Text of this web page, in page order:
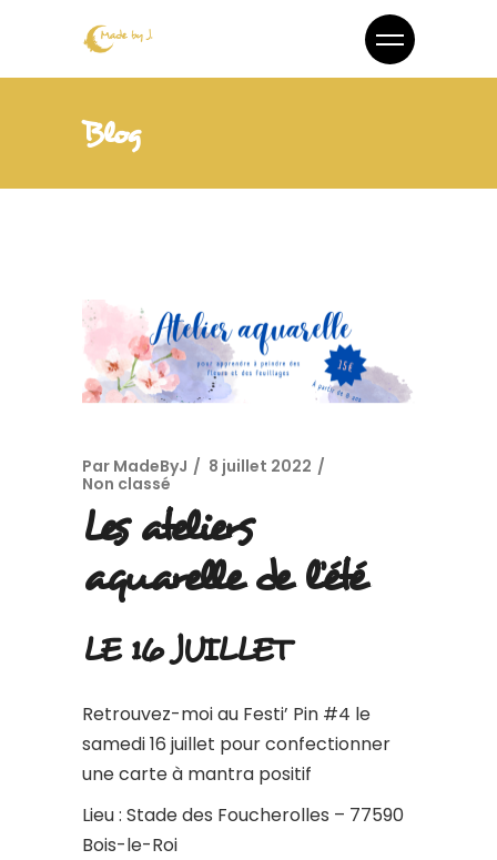
Blog
Par MadeByJ
8 juillet 2022
Non classé
Les ateliers
aquarelle de l’été
LE 16 JUILLET
Retrouvez-moi au Festi’ Pin #4 le
samedi 16 juillet pour confectionner
une carte à mantra positif
Lieu : Stade des Foucherolles – 77590
Bois-le-Roi